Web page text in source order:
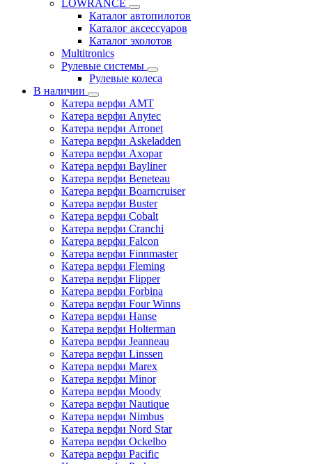
LOWRANCE
Каталог автопилотов
Каталог аксессуаров
Каталог эхолотов
Multitronics
Рулевые системы
Рулевые колеса
В наличии
Катера верфи AMT
Катера верфи Anytec
Катера верфи Arronet
Катера верфи Askeladden
Катера верфи Axopar
Катера верфи Bayliner
Катера верфи Beneteau
Катера верфи Boarncruiser
Катера верфи Buster
Катера верфи Cobalt
Катера верфи Cranchi
Катера верфи Falcon
Катера верфи Finnmaster
Катера верфи Fleming
Катера верфи Flipper
Катера верфи Forbina
Катера верфи Four Winns
Катера верфи Hanse
Катера верфи Holterman
Катера верфи Jeanneau
Катера верфи Linssen
Катера верфи Marex
Катера верфи Minor
Катера верфи Moody
Катера верфи Nautique
Катера верфи Nimbus
Катера верфи Nord Star
Катера верфи Ockelbo
Катера верфи Pacific